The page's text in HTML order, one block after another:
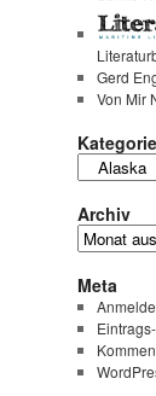
Gerd
Von Mir
Kategorien
Archiv
Archiv
Meta